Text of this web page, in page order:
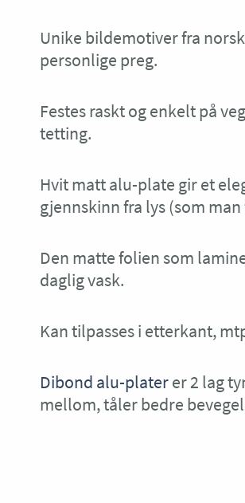
Unike bildemotiver fra
personlige preg.
Festes raskt og enkelt på
tetting.
Hvit matt alu-plate gir et
gjennskinn fra lys (som
Den matte folien som
daglig vask.
Kan tilpasses i etterkant,
Dibond alu-platerer 2 lag
mellom, tåler bedre